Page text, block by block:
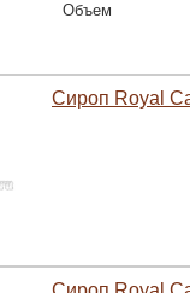
Объем
Сироп Royal